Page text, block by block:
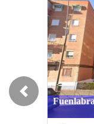
Previous